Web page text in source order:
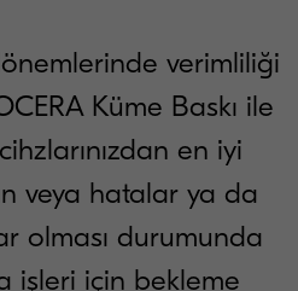
verimliliği
Küme Baskı ile
en iyi
veya hatalar ya da
olması durumunda
işleri için bekleme